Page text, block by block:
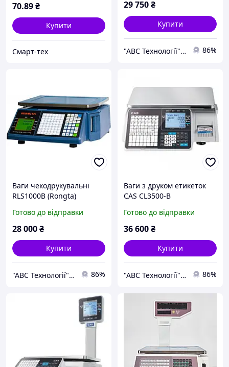
70.89₴
Купити
Смарт-тех
29 750₴
Купити
"АВС Технології" Група компаній 86%
Ваги чекодрукувальні
RLS1000B (Rongta)
Готово до відправки
28 000₴
Купити
"АВС Технології" Група компаній 86%
Ваги з друком етикеток
CAS CL3500-B
Готово до відправки
36 600₴
Купити
"АВС Технології" Група компаній 86%